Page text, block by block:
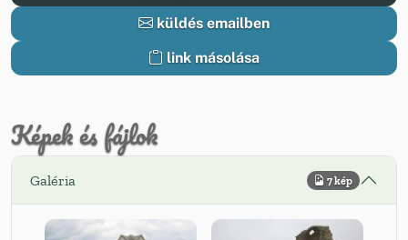
küldés emailben
link másolása
Képek és fájlok
Galéria 7 kép